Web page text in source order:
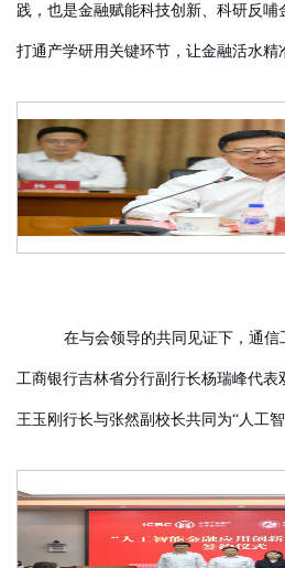
践，也是金融赋能科技创新、科研反
打通产学研用关键环节，让金融活水精
在与会领导的共同见证下，通
工商银行吉林省分行副行长杨瑞峰代表
王玉刚行长与张然副校长共同为“人工